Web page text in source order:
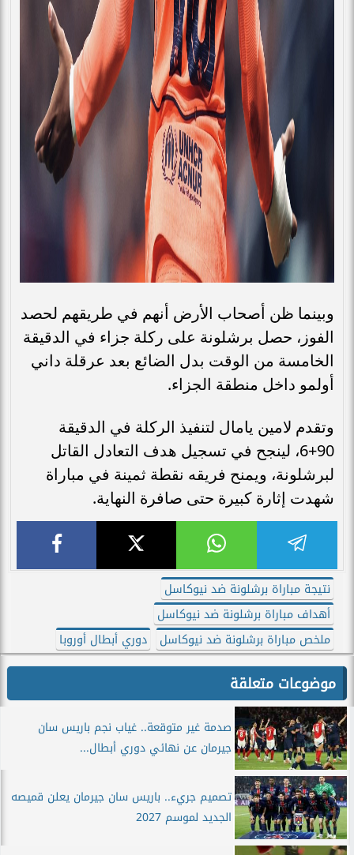
وبينما ظن أصحاب الأرض أنهم في طريقهم لحصد
الفوز، حصل برشلونة على ركلة جزاء في الدقيقة
الخامسة من الوقت بدل الضائع بعد عرقلة داني
أولمو داخل منطقة الجزاء.
وتقدم لامين يامال لتنفيذ الركلة في الدقيقة
90+6، لينجح في تسجيل هدف التعادل القاتل
لبرشلونة، ويمنح فريقه نقطة ثمينة في مباراة
شهدت إثارة كبيرة حتى صافرة النهاية.
نتيجة مباراة برشلونة ضد نيوكاسل
أهداف مباراة برشلونة ضد نيوكاسل
ملخص مباراة برشلونة ضد نيوكاسل
دوري أبطال أوروبا
موضوعات متعلقة
صدمة غير متوقعة.. غياب نجم باريس سان
جيرمان عن نهائي دوري أبطال...
تصميم جريء.. باريس سان جيرمان يعلن قميصه
الجديد لموسم 2027